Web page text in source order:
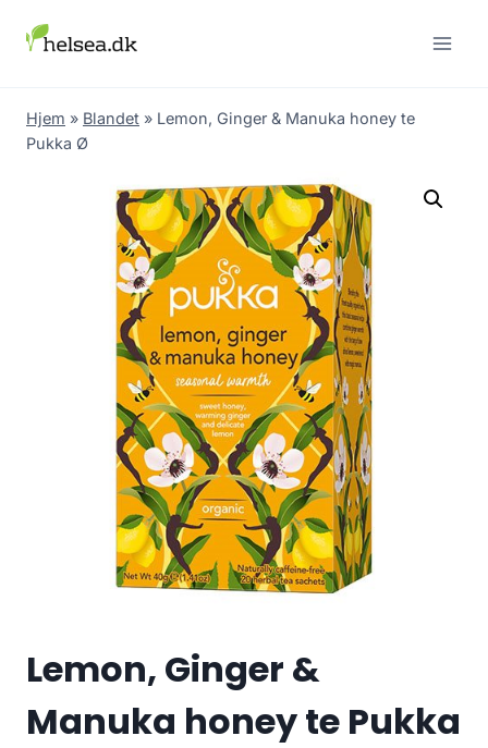
Hjem » Blandet » Lemon, Ginger & Manuka honey te
Pukka Ø
Lemon, Ginger &
Manuka honey te Pukka